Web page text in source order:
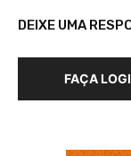
DEIXE UMA
FAÇA